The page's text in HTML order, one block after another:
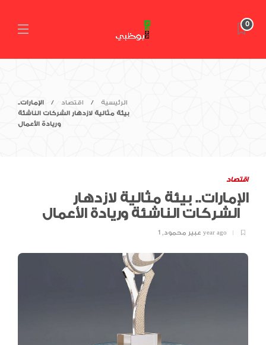
0
الرئيسية اقتصاد
الإمارات..
بيئة مثالية لازدهار الشركات الناشئة
وريادة الأعمال
اقتصاد
الإمارات.. بيئة مثالية لازدهار
عبير محمود, 1 year ago